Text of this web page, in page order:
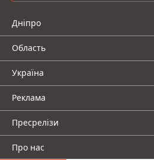
Дніпро
Область
Україна
Реклама
Пресрелізи
Про нас